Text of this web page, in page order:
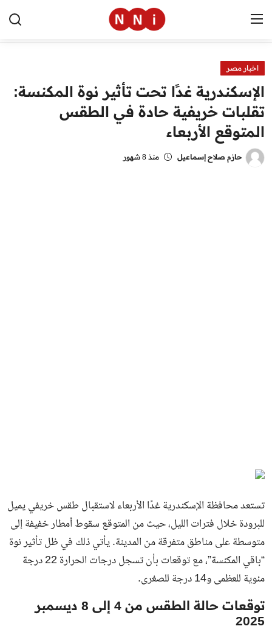
الرئيسية
اخبار مصر
العالم
الرياضة
اخبار مصر
الإسكندرية غدًا تحت تأثير نوة المكنسة:
تقلبات خريفية حادة في الطقس
المتوقع الأربعاء
حازم صلاح إسماعيل منذ 8 شهور
تستعد محافظة الإسكندرية غدًا الأربعاء لاستقبال طقس خريفي يميل
للبرودة خلال فترات الليل، حيث من المتوقع سقوط أمطار خفيفة إلى
متوسطة على مناطق متفرقة من المدينة. يأتي ذلك في ظل تأثير نوة
“باقي المكنسة”، مع توقعات بأن تسجل درجات الحرارة 22 درجة
مئوية للعظمى و14 درجة للصغرى.
توقعات حالة الطقس من 4 إلى 8 ديسمبر
2025